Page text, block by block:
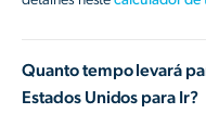
Quanto tempo levará
Estados Unidos para Ir?